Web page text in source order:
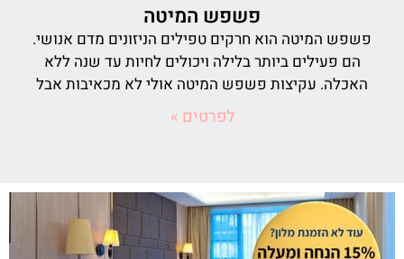
פשפש המיטה
פשפש המיטה הוא חרקים טפילים הניזונים מדם אנושי.
הם פעילים ביותר בלילה ויכולים לחיות עד שנה ללא
האכלה. עקיצות פשפש המיטה אולי לא מכאיבות אבל
לפרטים »